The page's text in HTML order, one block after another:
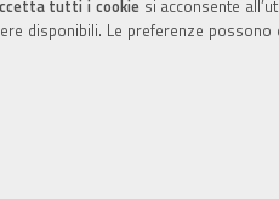
tutti i cookiesi acconsente
disponibili. Le preferenze